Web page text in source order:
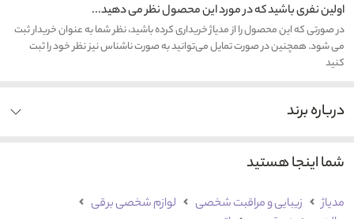
اولین نفری باشید که در مورد این محصول نظر می دهید...
در صورتی که این محصول را از مدیاژ خریداری کرده باشید، نظر شما به عنوان خریدار ثبت
می شود. همچنین در صورت تمایل می‌توانید به صورت ناشناس نیز نظر خود را ثبت
کنید
درباره برند
شما اینجا هستید
مدیاژ زیبایی و مراقبت شخصی
لوازم شخصی برقی